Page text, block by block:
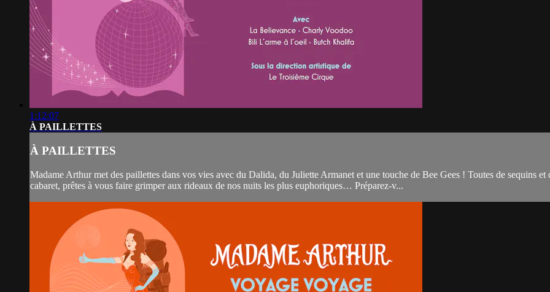
1:12:07
À PAILLETTES
À PAILLETTES
Madame Arthur met des paillettes dans vos vies avec du Dalida, du Juliette Armanet et une touche de Bee Gees ! Toutes de sequins
cabaret, prêtes à vous faire grimper aux rideaux de nos nuits les plus euphoriques… Préparez-v...